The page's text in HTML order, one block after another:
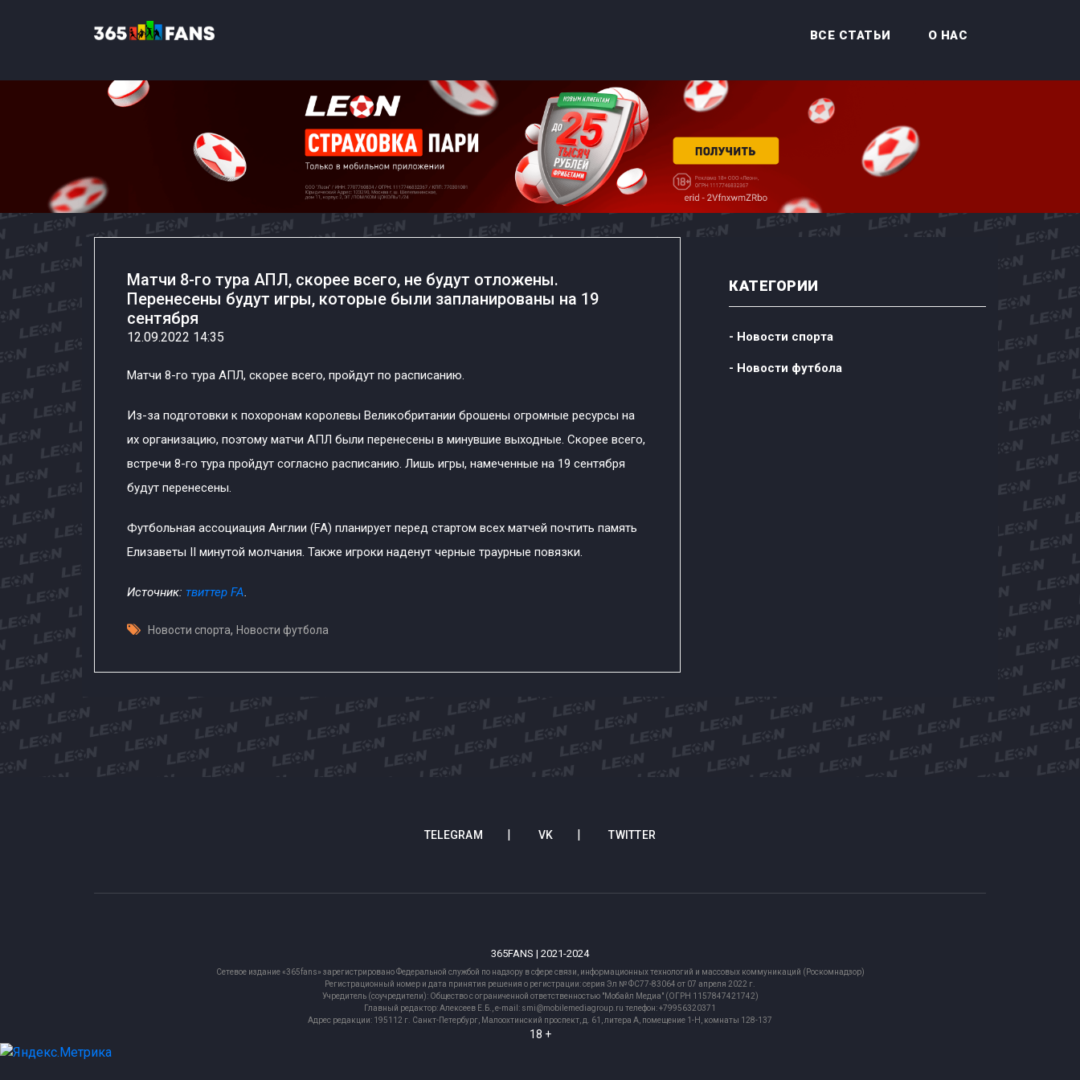
ВСЕ СТАТЬИ О НАС
Матчи 8-го тура АПЛ, скорее всего, не будут отложены.
Перенесены будут игры, которые были запланированы на 19
сентября
12.09.2022 14:35
Матчи 8-го тура АПЛ, скорее всего, пройдут по расписанию.
Из-за подготовки к похоронам королевы Великобритании брошены огромные ресурсы на
их организацию, поэтому матчи АПЛ были перенесены в минувшие выходные. Скорее всего,
встречи 8-го тура пройдут согласно расписанию. Лишь игры, намеченные на 19 сентября
будут перенесены.
Футбольная ассоциация Англии (FA) планирует перед стартом всех матчей почтить память
Елизаветы II минутой молчания. Также игроки наденут черные траурные повязки.
Источник: твиттер FA.
Новости спорта, Новости футбола
КАТЕГОРИИ
- Новости спорта
- Новости футбола
TELEGRAM VK TWITTER
365FANS | 2021-2024
Сетевое издание «365fans» зарегистрировано Федеральной службой по надзору в сфере связи, информационных технологий и массовых коммуникаций (Роскомнадзор)
Регистрационный номер и дата принятия решения о регистрации: серия Эл № ФС77-83064 от 07 апреля 2022 г.
Учредитель (соучредители): Общество с ограниченной ответственностью "Мобайл Медиа" (ОГРН 1157847421742)
Главный редактор: Алексеев Е.Б., e-mail: smi@mobilemediagroup.ru телефон: +79956320371
Адрес редакции: 195112 г. Санкт-Петербург, Малоохтинский проспект, д. 61, литера А, помещение 1-Н, комнаты 128-137
18 +